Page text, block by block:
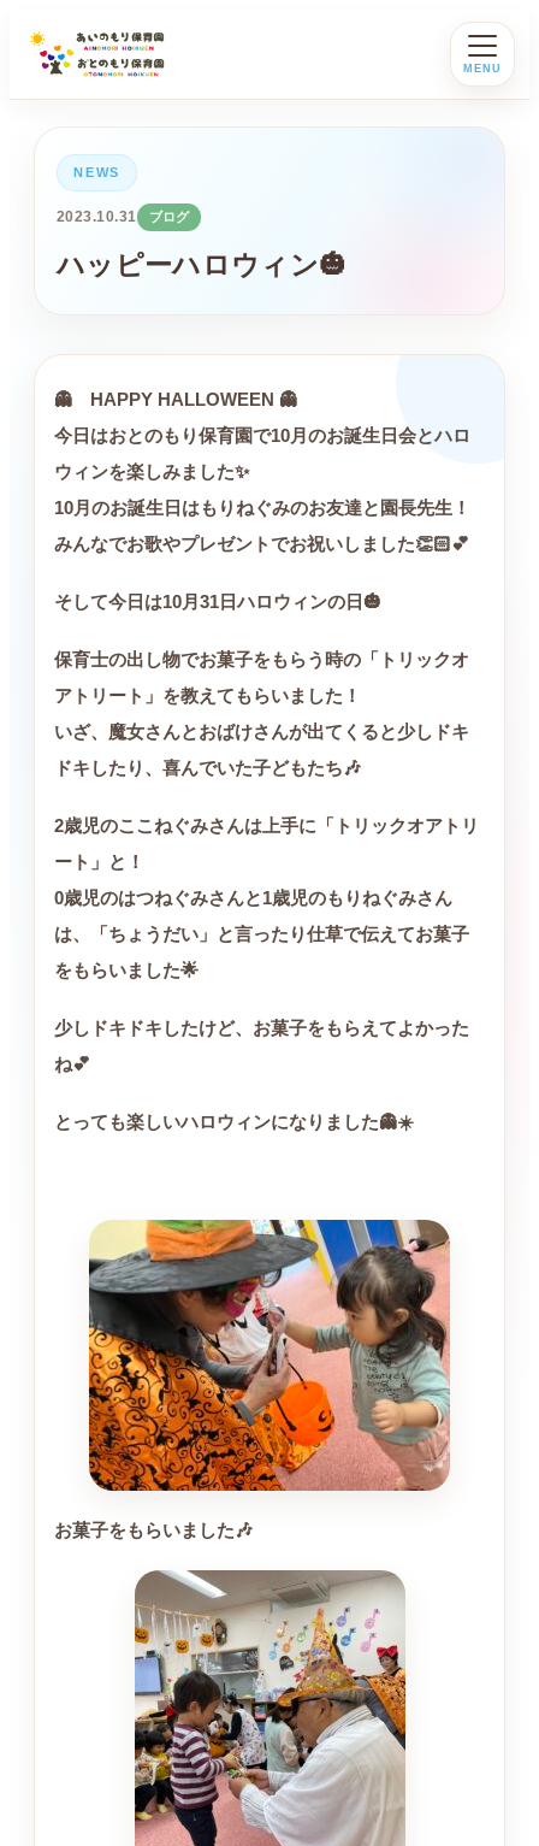
MENU
NEWS
2023.10.31 ブログ
ハッピーハロウィン🎃
👻 HAPPY HALLOWEEN 👻
今日はおとのもり保育園で10月のお誕生日会とハロ
ウィンを楽しみました✨
10月のお誕生日はもりねぐみのお友達と園長先生！
みんなでお歌やプレゼントでお祝いしました👏🏻💕
そして今日は10月31日ハロウィンの日🎃
保育士の出し物でお菓子をもらう時の「トリックオ
アトリート」を教えてもらいました！
いざ、魔女さんとおばけさんが出てくると少しドキ
ドキしたり、喜んでいた子どもたち🎶
2歳児のここねぐみさんは上手に「トリックオアトリ
ート」と！
0歳児のはつねぐみさんと1歳児のもりねぐみさん
は、「ちょうだい」と言ったり仕草で伝えてお菓子
をもらいました🌟
少しドキドキしたけど、お菓子をもらえてよかった
ね💕
とっても楽しいハロウィンになりました👻☀️
お菓子をもらいました🎶